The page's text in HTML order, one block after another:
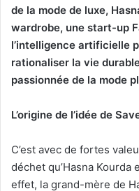
de la mode de luxe,
wardrobe, une start-up
l’intelligence artificielle
rationaliser la vie
passionnée de la mode
L’origine de l’idée de
C’est avec de fortes
déchet qu’Hasna Kourda
effet, la grand-mère de